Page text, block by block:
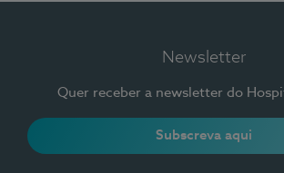
Newsletter
Quer receber a newsletter do
Subscreva aqui